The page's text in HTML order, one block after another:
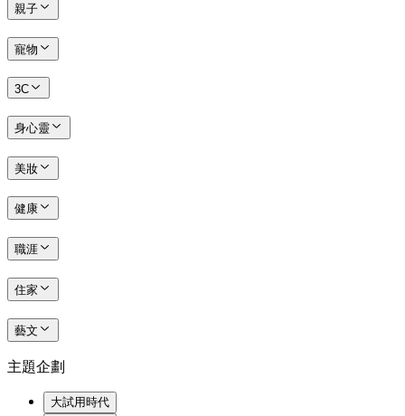
親子
寵物
3C
身心靈
美妝
健康
職涯
住家
藝文
主題企劃
大試用時代